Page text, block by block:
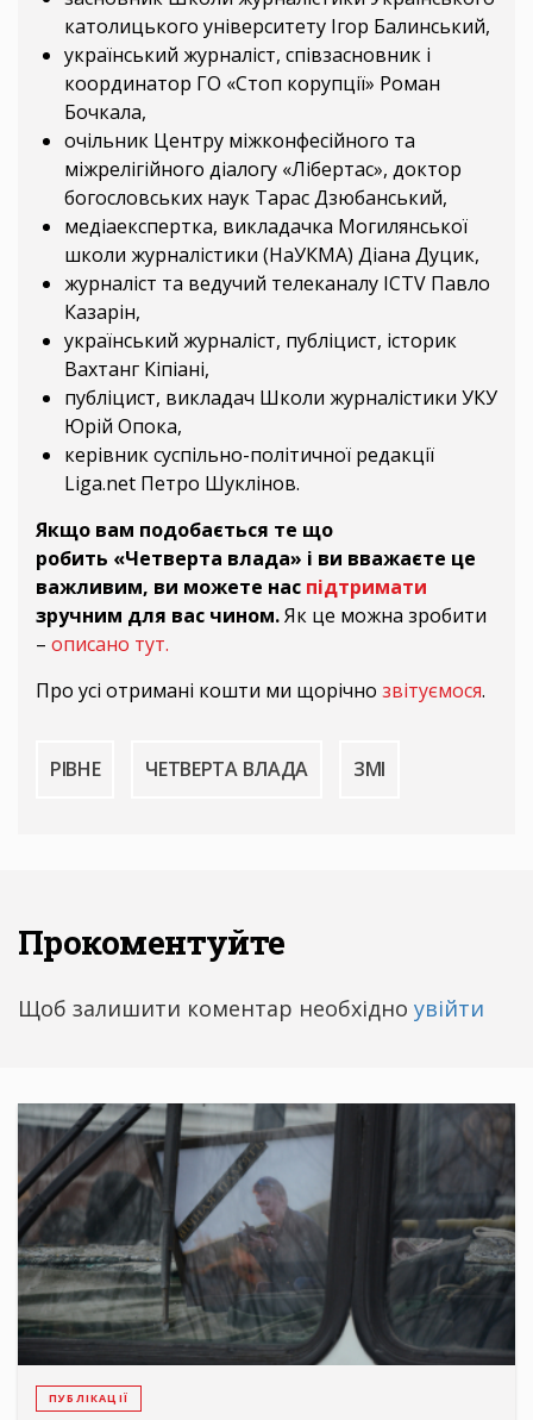
католицького університету Ігор Балинський,
український журналіст, співзасновник і
координатор ГО «Стоп корупції» Роман
Бочкала,
очільник Центру міжконфесійного та
міжрелігійного діалогу «Лібертас», доктор
богословських наук Тарас Дзюбанський,
медіаекспертка, викладачка Могилянської
школи журналістики (НаУКМА) Діана Дуцик,
журналіст та ведучий телеканалу ICTV Павло
Казарін,
український журналіст, публіцист, історик
Вахтанг Кіпіані,
публіцист, викладач Школи журналістики УКУ
Юрій Опока,
керівник суспільно-політичної редакції
Liga.net Петро Шуклінов.
Якщо вам подобається те що
робить «Четверта влада» і ви вважаєте це
важливим, ви можете нас підтримати
зручним для вас чином.Як це можна зробити
– описано тут.
Про усі отримані кошти ми щорічно звітуємося.
РІВНЕ ЧЕТВЕРТА ВЛАДА ЗМІ
Прокоментуйте
Щоб залишити коментар необхідно увійти
ПУБЛІКАЦІЇ